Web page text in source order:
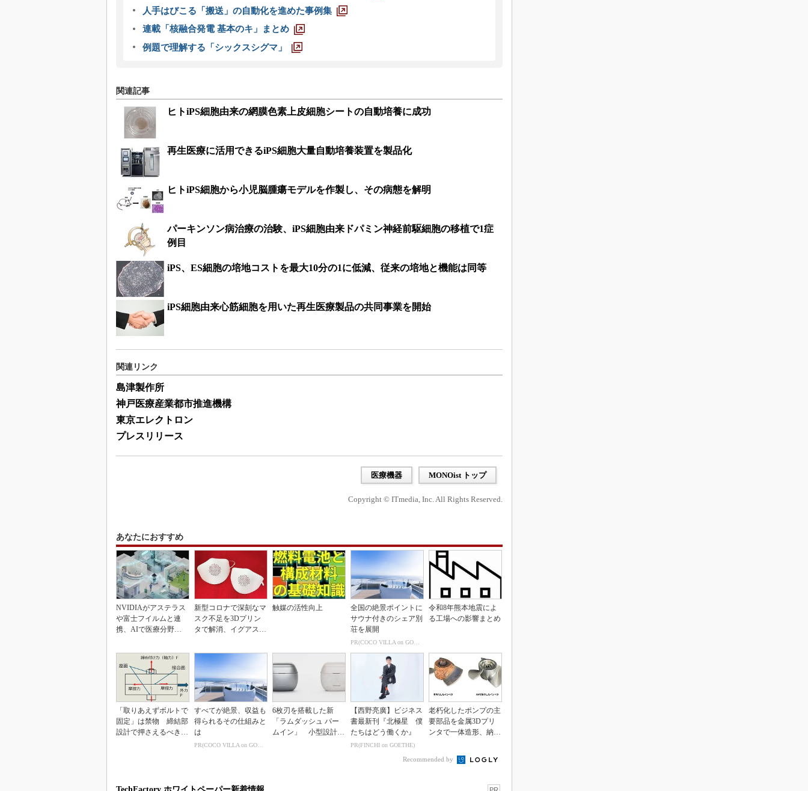
人手はびこる「搬送」の自動化を進めた事例集
連載「核融合発電 基本のキ」まとめ
例題で理解する「シックスシグマ」
関連記事
ヒトiPS細胞由来の網膜色素上皮細胞シートの自動培養に成功
再生医療に活用できるiPS細胞大量自動培養装置を製品化
ヒトiPS細胞から小児脳腫瘍モデルを作製し、その病態を解明
パーキンソン病治療の治験、iPS細胞由来ドパミン神経前駆細胞の移植で1症
例目
iPS、ES細胞の培地コストを最大10分の1に低減、従来の培地と機能は同等
iPS細胞由来心筋細胞を用いた再生医療製品の共同事業を開始
関連リンク
島津製作所
神戸医療産業都市推進機構
東京エレクトロン
プレスリリース
医療機器 MONOist トップ
Copyright © ITmedia, Inc. All Rights Reserved.
あなたにおすすめ
NVIDIAがアステラス
や富士フイルムと連
携、AIで医療分野支
新型コロナで深刻なマ
スク不足を3Dプリン
タで解消、イグアスが
触媒の活性向上
全国の絶景ポイントに
サウナ付きのシェア別
荘を展開
PR(COCO VILLA on GOETHE)
令和8年熊本地震によ
る工場への影響まとめ
「取りあえずボルトで
固定」は禁物 締結部
設計で押さえるべき基
すべてが絶景、収益も
得られるその仕組みと
は
PR(COCO VILLA on GOETHE)
6枚刃を搭載した新
「ラムダッシュ パー
ムイン」 小型設計と
【西野亮廣】ビジネス
書最新刊『北極星 僕
たちはどう働くか』
PR(FINCHI on GOETHE)
老朽化したポンプの主
要部品を金属3Dプリ
ンタで一体造形、納期
Recommended by